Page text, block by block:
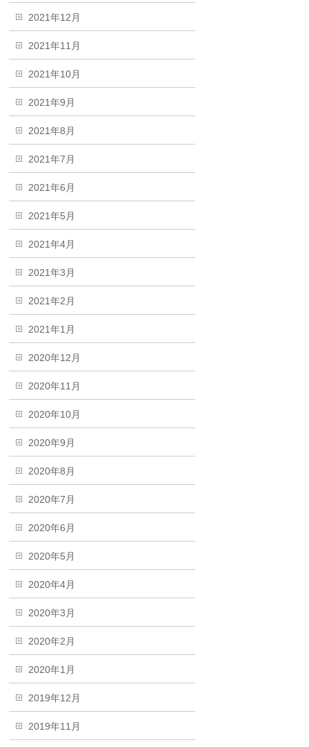
2021年12月
2021年11月
2021年10月
2021年9月
2021年8月
2021年7月
2021年6月
2021年5月
2021年4月
2021年3月
2021年2月
2021年1月
2020年12月
2020年11月
2020年10月
2020年9月
2020年8月
2020年7月
2020年6月
2020年5月
2020年4月
2020年3月
2020年2月
2020年1月
2019年12月
2019年11月